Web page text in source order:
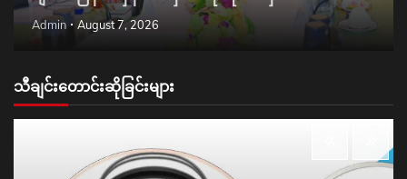
Admin August 7, 2026
သီချင်းတောင်းဆိုခြင်းများ